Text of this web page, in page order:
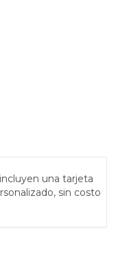
una tarjeta
sin costo